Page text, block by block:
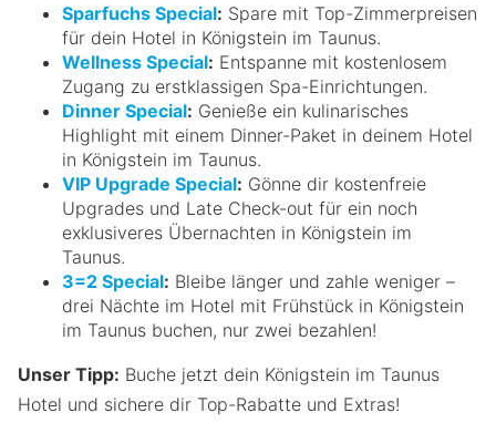
Sparfuchs Special: Spare mit Top-Zimmerpreisen
für dein Hotel in Königstein im Taunus.
Wellness Special: Entspanne mit kostenlosem
Zugang zu erstklassigen Spa-Einrichtungen.
Dinner Special: Genieße ein kulinarisches
Highlight mit einem Dinner-Paket in deinem Hotel
in Königstein im Taunus.
VIP Upgrade Special: Gönne dir kostenfreie
Upgrades und Late Check-out für ein noch
exklusiveres Übernachten in Königstein im
Taunus.
3=2 Special: Bleibe länger und zahle weniger –
drei Nächte im Hotel mit Frühstück in Königstein
im Taunus buchen, nur zwei bezahlen!
Unser Tipp: Buche jetzt dein Königstein im Taunus
Hotel und sichere dir Top-Rabatte und Extras!